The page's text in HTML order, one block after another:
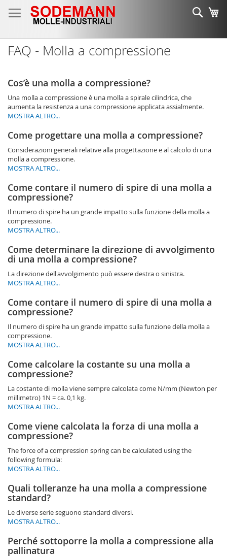
al
contenuto
Cerca
FAQ - Molla a compressione
Cos’è una molla a compressione?
Una molla a compressione è una molla a spirale cilindrica, che
aumenta la resistenza a una compressione applicata assialmente.
MOSTRA ALTRO...
Come progettare una molla a compressione?
Considerazioni generali relative alla progettazione e al calcolo di una
molla a compressione.
MOSTRA ALTRO...
Come contare il numero di spire di una molla a
compressione?
Il numero di spire ha un grande impatto sulla funzione della molla a
compressione.
MOSTRA ALTRO...
Come determinare la direzione di avvolgimento
di una molla a compressione?
La direzione dell'avvolgimento può essere destra o sinistra.
MOSTRA ALTRO...
Come contare il numero di spire di una molla a
compressione?
Il numero di spire ha un grande impatto sulla funzione della molla a
compressione.
MOSTRA ALTRO...
Come calcolare la costante su una molla a
compressione?
La costante di molla viene sempre calcolata come N/mm (Newton per
millimetro) 1N = ca. 0,1 kg.
MOSTRA ALTRO...
Come viene calcolata la forza di una molla a
compressione?
The force of a compression spring can be calculated using the
following formula:
MOSTRA ALTRO...
Quali tolleranze ha una molla a compressione
standard?
Le diverse serie seguono standard diversi.
MOSTRA ALTRO...
Perché sottoporre la molla a compressione alla
pallinatura